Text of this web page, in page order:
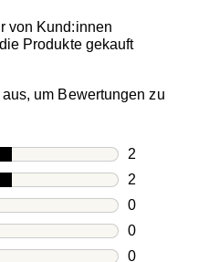
von Kund:innen
Produkte gekauft
um Bewertungen zu
2
2
2
2
0
0
0
0
0